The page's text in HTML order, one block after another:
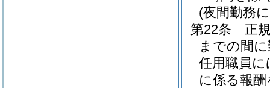
(夜間勤務
第22条
正
までの間
任用職員
に係る報